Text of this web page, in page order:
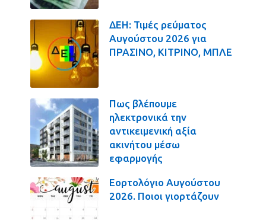
ΔΕΗ: Τιμές ρεύματος
Αυγούστου 2026 για
ΠΡΑΣΙΝΟ, ΚΙΤΡΙΝΟ, ΜΠΛΕ
Πως βλέπουμε
ηλεκτρονικά την
αντικειμενική αξία
ακινήτου μέσω
εφαρμογής
Εορτολόγιο Αυγούστου
2026. Ποιοι γιορτάζουν